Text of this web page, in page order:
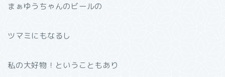
まぁゆうちゃんのビールの
ツマミにもなるし
私の大好物！ということもあり